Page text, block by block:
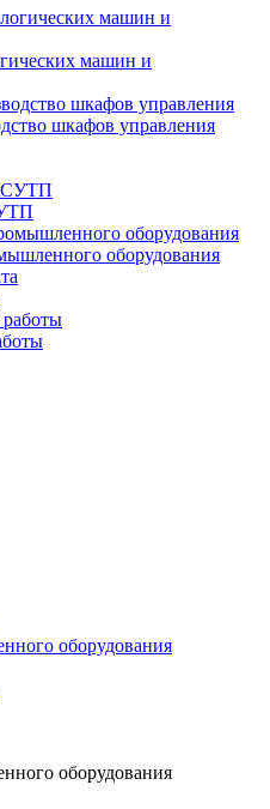
машин и
шкафов управления
оборудования
оборудования
оборудования